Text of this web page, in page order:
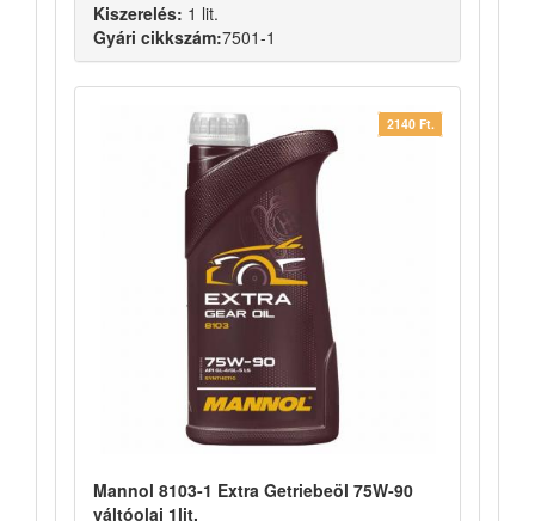
Kiszerelés: 1 lit.
Gyári cikkszám:7501-1
Mannol 8103-1 Extra Getriebeöl 75W-90
váltóolaj 1lit.
2140 Ft.